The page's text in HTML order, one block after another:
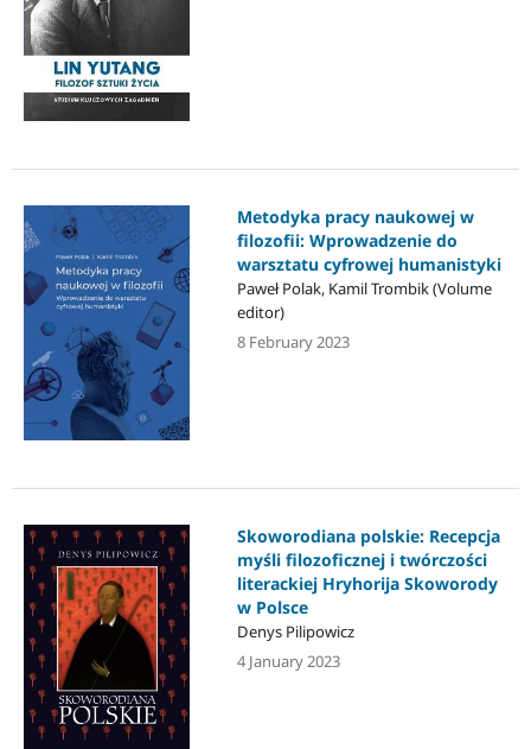
Metodyka pracy naukowej w
filozofii: Wprowadzenie do
warsztatu cyfrowej humanistyki
Paweł Polak, Kamil Trombik (Volume
editor)
8 February 2023
Skoworodiana polskie: Recepcja
myśli filozoficznej i twórczości
literackiej Hryhorija Skoworody
w Polsce
Denys Pilipowicz
4 January 2023